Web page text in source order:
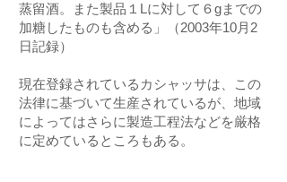
蒸留酒。また製品１Lに対して６gまでの
加糖したものも含める」（2003年10月2
日記録）
現在登録されているカシャッサは、この
法律に基づいて生産されているが、地域
によってはさらに製造工程法などを厳格
に定めているところもある。